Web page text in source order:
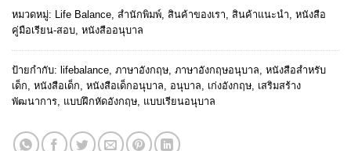
หมวดหมู่: Life Balance สำนักพิมพ์ สินค้าของเรา สินค้าแนะนำ หนังสือ
คู่มือเรียน-สอบ หนังสืออนุบาล
ป้ายกำกับ: lifebalance ภาษาอังกฤษ ภาษาอังกฤษอนุบาล หนังสือสำหรับ
เด็ก หนังสือเด็ก หนังสือเด็กอนุบาล อนุบาล เก่งอังกฤษ เสริมสร้าง
พัฒนาการ แบบฝึกหัดอังกฤษ แบบเรียนอนุบาล